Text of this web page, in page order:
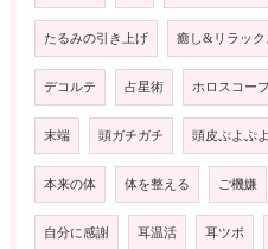
たるみの引き上げ 癒し&リラック
デコルテ 占星術 ホロスコー
末端 頭ガチガチ 頭皮ぷよぷよ
本来の体 体を整える ご機嫌
自分に感謝 耳温活 耳ツボ